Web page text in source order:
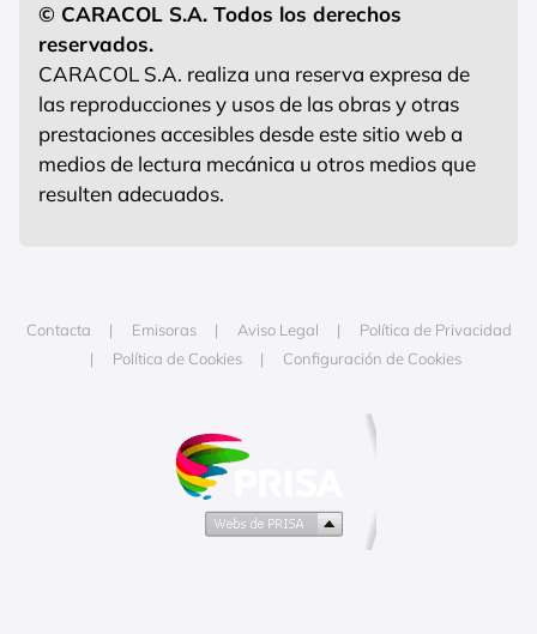
© CARACOL S.A. Todos los derechos
reservados.
CARACOL S.A. realiza una reserva expresa de
las reproducciones y usos de las obras y otras
prestaciones accesibles desde este sitio web a
medios de lectura mecánica u otros medios que
resulten adecuados.
Contacta Emisoras Aviso Legal
Política de Privacidad
Política de Cookies
Configuración de Cookies